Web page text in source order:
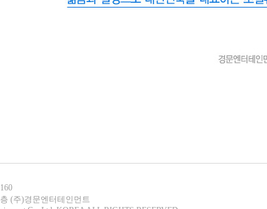
(주)경문엔터테인먼트